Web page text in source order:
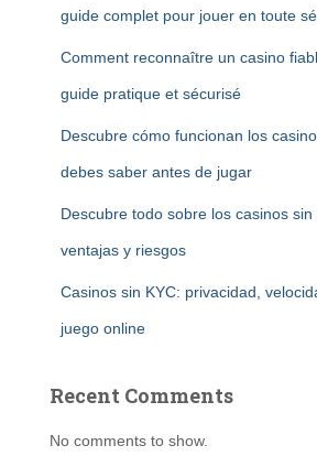
guide complet pour jouer en toute
Comment reconnaître un casino
guide pratique et sécurisé
Descubre cómo funcionan los
debes saber antes de jugar
Descubre todo sobre los casinos sin
ventajas y riesgos
Casinos sin KYC: privacidad,
juego online
Recent Comments
No comments to show.